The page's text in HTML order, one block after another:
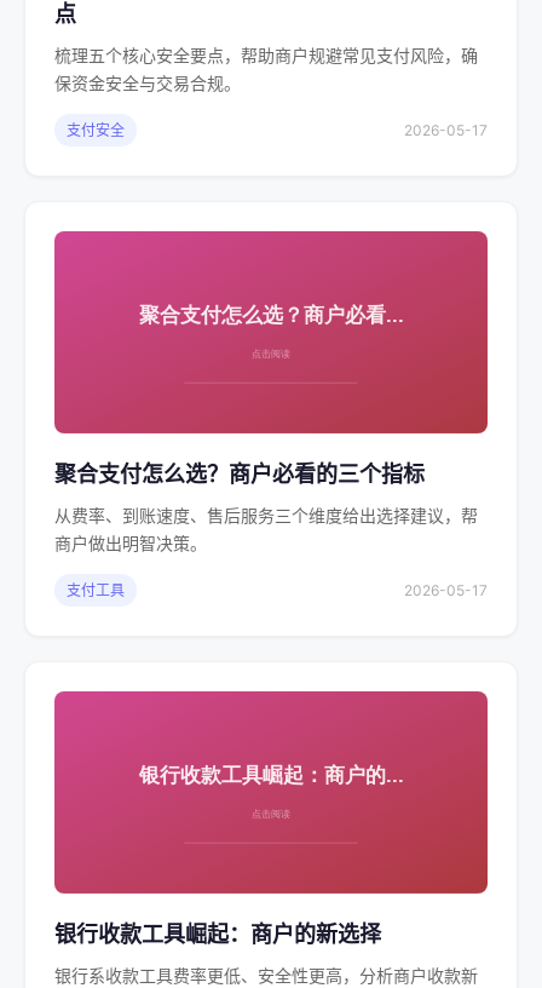
点
梳理五个核心安全要点，帮助商户规避常见支付风险，确
保资金安全与交易合规。
支付安全 2026-05-17
聚合支付怎么选？商户必看的三个指标
从费率、到账速度、售后服务三个维度给出选择建议，帮
商户做出明智决策。
支付工具 2026-05-17
银行收款工具崛起：商户的新选择
银行系收款工具费率更低、安全性更高，分析商户收款新